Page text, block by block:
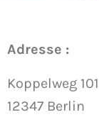
Adresse :
Koppelweg
12347 Berlin